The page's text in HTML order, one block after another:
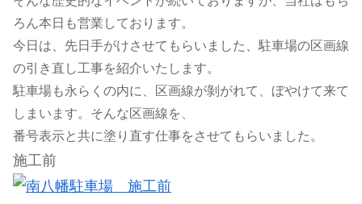
ろん本日も営業しております。
今日は、先日手がけさせてもらいました、駐車場の区画線
の引き直し工事を紹介いたします。
駐車場も永らくの内に、区画線が剝がれて、ぼやけて来て
しまいます。そんな区画線を、
番号表示と共に塗り直す仕事をさせてもらいました。
施工前